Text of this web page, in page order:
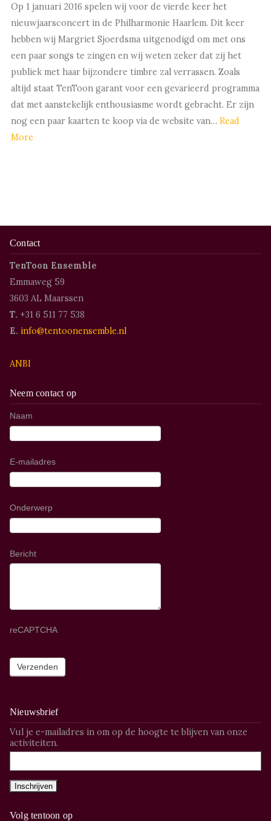
Op 1 januari 2016 spelen wij voor de vierde keer het
nieuwjaarsconcert in de Philharmonie Haarlem. Dit keer
hebben wij Margriet Sjoerdsma uitgenodigd om met ons
een paar songs te zingen en wij weten zeker dat zij het
publiek met haar bijzondere timbre zal verrassen. Zoals
altijd staat TenToon garant voor een gevarieerd programma
dat met aanstekelijk enthousiasme wordt gebracht. Er zijn
nog een paar kaarten te koop via de website van… Read
More
Contact
TenToon Ensemble
Emmaweg 59
3603 AL Maarssen
T. +31 6 511 77 538
E. info@tentoonensemble.nl
ANBI
Neem contact op
Naam
E-mailadres
Onderwerp
Bericht
reCAPTCHA
Nieuwsbrief
Vul je e-mailadres in om op de hoogte te blijven van onze
activiteiten.
Volg tentoon op